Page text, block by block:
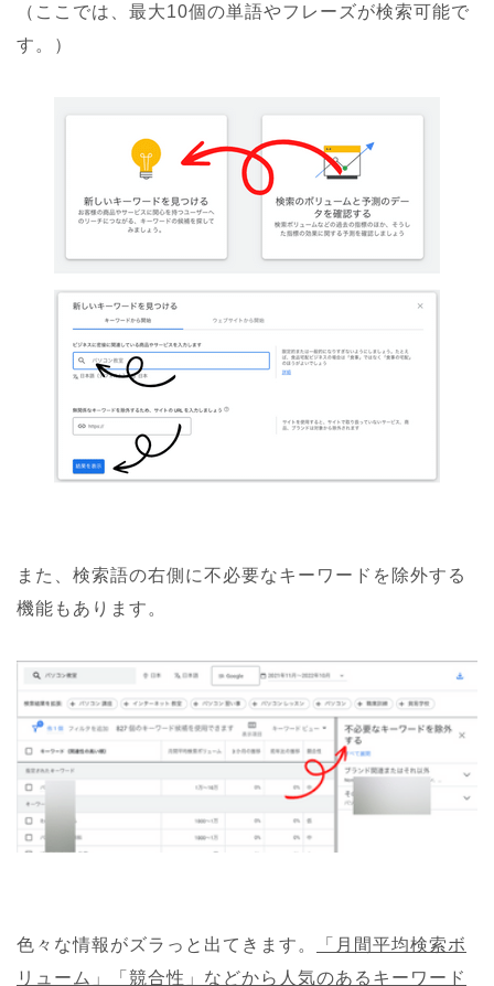
（ここでは、最大10個の単語やフレーズが検索可能で
す。）
また、検索語の右側に不必要なキーワードを除外する
機能もあります。
色々な情報がズラっと出てきます。
「月間平均検索ボ
リューム」「競合性」などから人気のあるキーワード